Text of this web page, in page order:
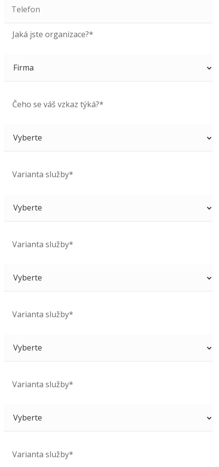
Jaká jste organizace?*
Čeho se váš vzkaz týká?*
Varianta služby*
Varianta služby*
Varianta služby*
Varianta služby*
Varianta služby*